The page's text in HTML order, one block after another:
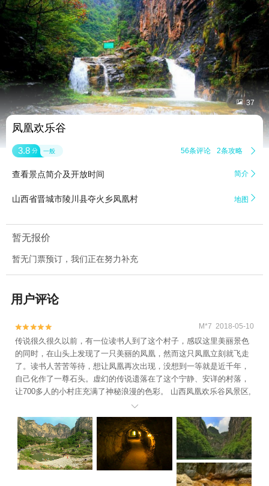
 37
凤凰欢乐谷
3.8 分 一般 56条评论 2条攻略 
查看景点简介及开放时间 简介 
山西省晋城市陵川县夺火乡凤凰村 地图 
暂无报价
暂无门票预订，我们正在努力补充
用户评论

 M*7 2018-05-10
传说很久很久以前，有一位读书人到了这个村子，感叹这里美丽景色
的同时，在山头上发现了一只美丽的凤凰，然而这只凤凰立刻就飞走
了。读书人苦苦等待，想让凤凰再次出现，没想到一等就是近千年，
自己化作了一尊石头。虚幻的传说遗落在了这个宁静、安详的村落，
让700多人的小村庄充满了神秘浪漫的色彩。 山西凤凰欢乐谷风景区,
素有“太行屋脊”之称的山西省陵川县东南角，有一处充满原始气息，山
幽水清、潭瀑遍布、奇峰罗列、游鱼浅翔的世外桃源，这就是著名的
凤凰欢乐谷自然风景区。 凤凰欢乐谷主要包括门河大峡谷景区、乌龙
峡及龙峡湖景区、苍龙峡景区三部分，是避暑休闲、生态健身、野外
探险的绝佳去处。

